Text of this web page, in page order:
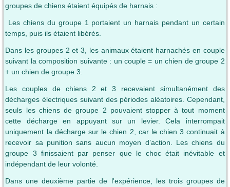
groupes de chiens étaient équipés de harnais :
Les chiens du groupe 1 portaient un harnais pendant un certain
temps, puis ils étaient libérés.
Dans les groupes 2 et 3, les animaux étaient harnachés en couple
suivant la composition suivante : un couple = un chien de groupe 2
+ un chien de groupe 3.
Les couples de chiens 2 et 3 recevaient simultanément des
décharges électriques suivant des périodes aléatoires. Cependant,
seuls les chiens de groupe 2 pouvaient stopper à tout moment
cette décharge en appuyant sur un levier. Cela interrompait
uniquement la décharge sur le chien 2, car le chien 3 continuait à
recevoir sa punition sans aucun moyen d’action. Les chiens du
groupe 3 finissaient par penser que le choc était inévitable et
indépendant de leur volonté.
Dans une deuxième partie de l'expérience, les trois groupes de